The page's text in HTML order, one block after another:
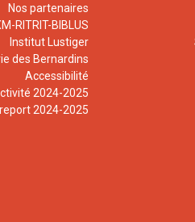
Nos partenaires
RITRIT-BIBLUS
Institut Lustiger
des Bernardins
Accessibilité
2024-2025
2024-2025